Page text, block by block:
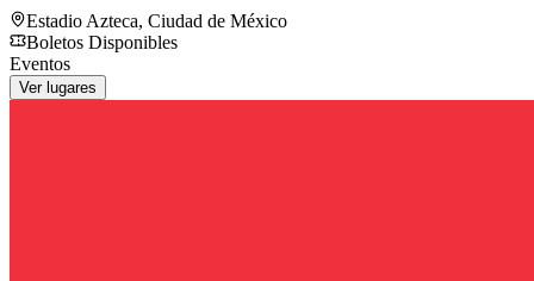
Estadio Azteca, Ciudad de México
Boletos Disponibles
Eventos
Ver lugares